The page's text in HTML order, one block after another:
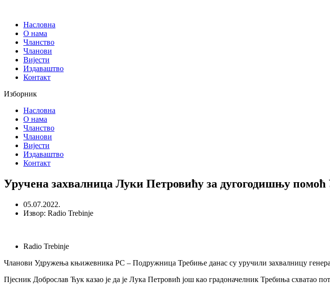
садржајНасловна
О нама
Чланство
Чланови
Вијести
Издаваштво
Контакт
Изборник
Насловна
О нама
Чланство
Чланови
Вијести
Издаваштво
Контакт
Уручена захвалница Луки Петровићу за дугогодишњу
05.07.2022.
Извор: Radio Trebinje
Radio Trebinje
Чланови Удружења књижевника РС – Подружница Требиње данас су уручили захвалницу
Пјесник Доброслав Ћук казао је да је Лука Петровић још као градоначелник Требиња схватао